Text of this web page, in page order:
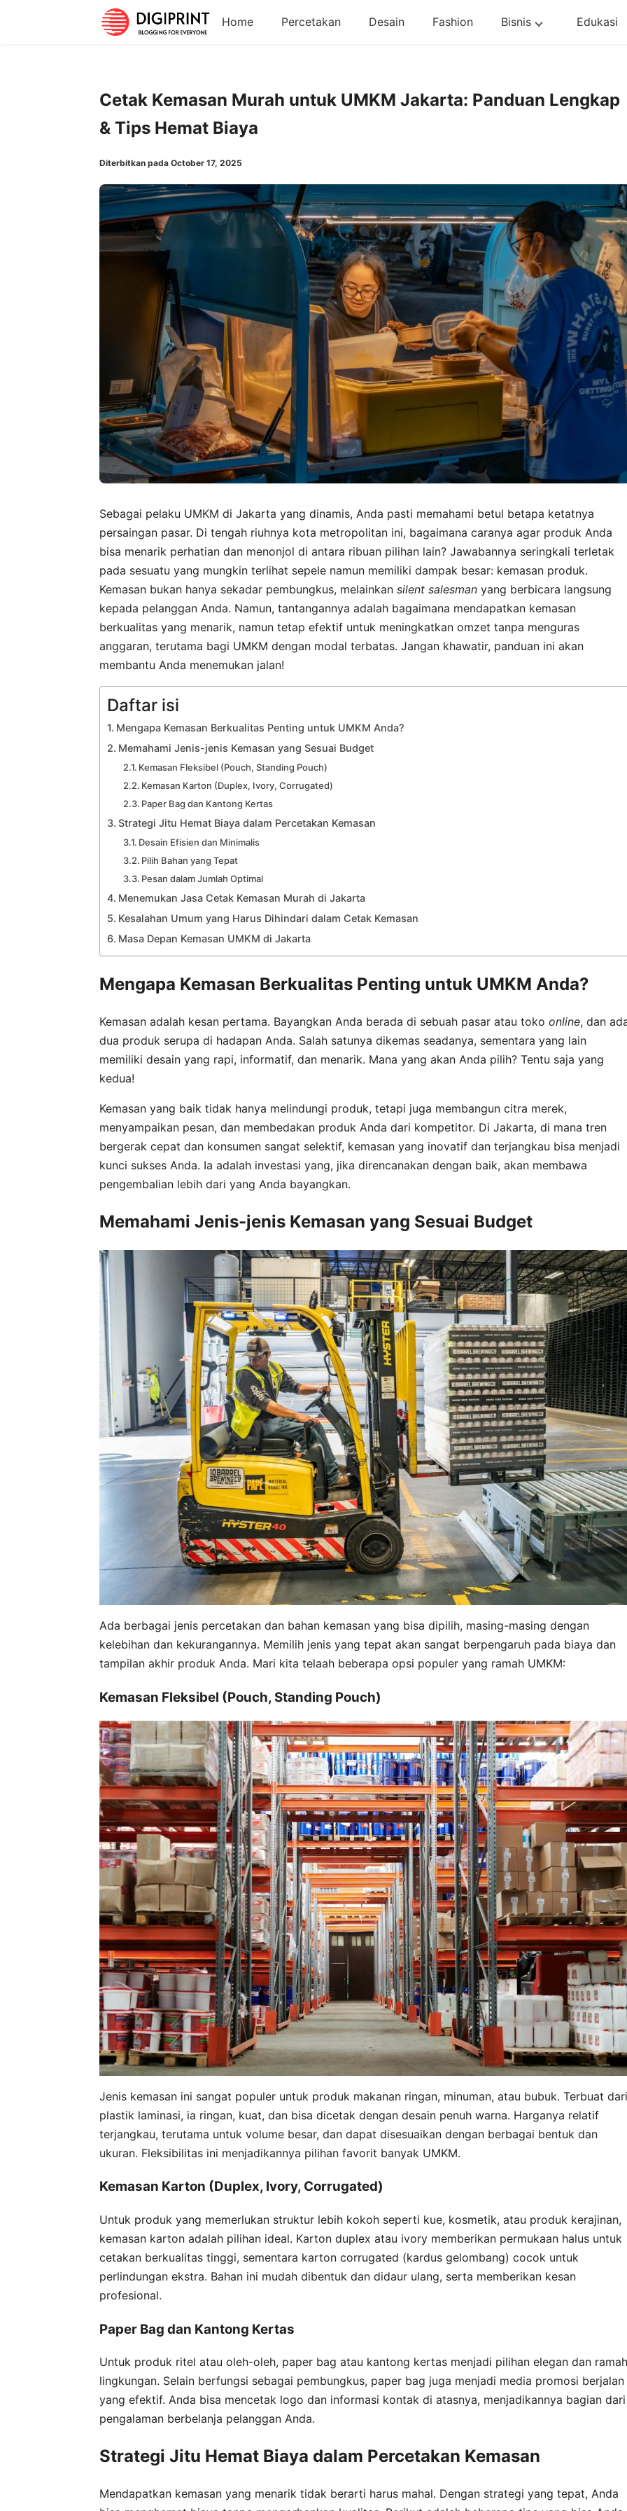
Home Percetakan Desain Fashion Bisnis Edukasi
Cetak Kemasan Murah untuk UMKM Jakarta: Panduan Lengkap
& Tips Hemat Biaya
Diterbitkan pada October 17, 2025
Sebagai pelaku UMKM di Jakarta yang dinamis, Anda pasti memahami betul betapa ketatnya
persaingan pasar. Di tengah riuhnya kota metropolitan ini, bagaimana caranya agar produk Anda
bisa menarik perhatian dan menonjol di antara ribuan pilihan lain? Jawabannya seringkali terletak
pada sesuatu yang mungkin terlihat sepele namun memiliki dampak besar: kemasan produk.
Kemasan bukan hanya sekadar pembungkus, melainkan silent salesman yang berbicara langsung
kepada pelanggan Anda. Namun, tantangannya adalah bagaimana mendapatkan kemasan
berkualitas yang menarik, namun tetap efektif untuk meningkatkan omzet tanpa menguras
anggaran, terutama bagi UMKM dengan modal terbatas. Jangan khawatir, panduan ini akan
membantu Anda menemukan jalan!
Daftar isi
Mengapa Kemasan Berkualitas Penting untuk UMKM Anda?
Memahami Jenis-jenis Kemasan yang Sesuai Budget
Kemasan Fleksibel (Pouch, Standing Pouch)
Kemasan Karton (Duplex, Ivory, Corrugated)
Paper Bag dan Kantong Kertas
Strategi Jitu Hemat Biaya dalam Percetakan Kemasan
Desain Efisien dan Minimalis
Pilih Bahan yang Tepat
Pesan dalam Jumlah Optimal
Menemukan Jasa Cetak Kemasan Murah di Jakarta
Kesalahan Umum yang Harus Dihindari dalam Cetak Kemasan
Masa Depan Kemasan UMKM di Jakarta
Mengapa Kemasan Berkualitas Penting untuk UMKM Anda?
Kemasan adalah kesan pertama. Bayangkan Anda berada di sebuah pasar atau toko online, dan
dua produk serupa di hadapan Anda. Salah satunya dikemas seadanya, sementara yang lain
memiliki desain yang rapi, informatif, dan menarik. Mana yang akan Anda pilih? Tentu saja yang
kedua!
Kemasan yang baik tidak hanya melindungi produk, tetapi juga membangun citra merek,
menyampaikan pesan, dan membedakan produk Anda dari kompetitor. Di Jakarta, di mana tren
bergerak cepat dan konsumen sangat selektif, kemasan yang inovatif dan terjangkau bisa menjadi
kunci sukses Anda. Ia adalah investasi yang, jika direncanakan dengan baik, akan membawa
pengembalian lebih dari yang Anda bayangkan.
Memahami Jenis-jenis Kemasan yang Sesuai Budget
Ada berbagai jenis percetakan dan bahan kemasan yang bisa dipilih, masing-masing dengan
kelebihan dan kekurangannya. Memilih jenis yang tepat akan sangat berpengaruh pada biaya dan
tampilan akhir produk Anda. Mari kita telaah beberapa opsi populer yang ramah UMKM:
Kemasan Fleksibel (Pouch, Standing Pouch)
Jenis kemasan ini sangat populer untuk produk makanan ringan, minuman, atau bubuk. Terbuat dari
plastik laminasi, ia ringan, kuat, dan bisa dicetak dengan desain penuh warna. Harganya relatif
terjangkau, terutama untuk volume besar, dan dapat disesuaikan dengan berbagai bentuk dan
ukuran. Fleksibilitas ini menjadikannya pilihan favorit banyak UMKM.
Kemasan Karton (Duplex, Ivory, Corrugated)
Untuk produk yang memerlukan struktur lebih kokoh seperti kue, kosmetik, atau produk kerajinan,
kemasan karton adalah pilihan ideal. Karton duplex atau ivory memberikan permukaan halus untuk
cetakan berkualitas tinggi, sementara karton corrugated (kardus gelombang) cocok untuk
perlindungan ekstra. Bahan ini mudah dibentuk dan didaur ulang, serta memberikan kesan
profesional.
Paper Bag dan Kantong Kertas
Untuk produk ritel atau oleh-oleh, paper bag atau kantong kertas menjadi pilihan elegan dan ramah
lingkungan. Selain berfungsi sebagai pembungkus, paper bag juga menjadi media promosi berjalan
yang efektif. Anda bisa mencetak logo dan informasi kontak di atasnya, menjadikannya bagian dari
pengalaman berbelanja pelanggan Anda.
Strategi Jitu Hemat Biaya dalam Percetakan Kemasan
Mendapatkan kemasan yang menarik tidak berarti harus mahal. Dengan strategi yang tepat, Anda